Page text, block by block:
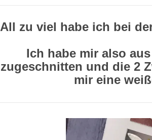
All zu viel habe ich bei
Ich habe mir also
zugeschnitten und die 2
mir eine